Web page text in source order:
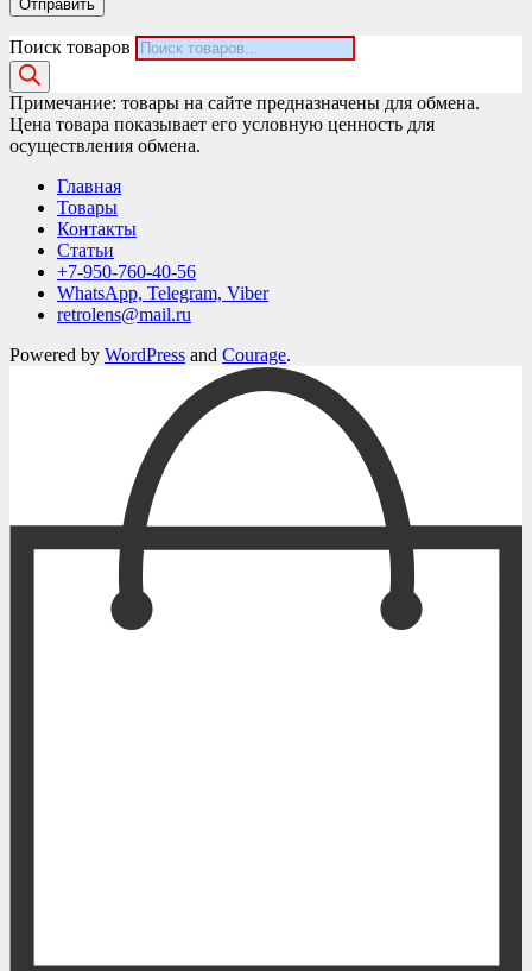
Поиск товаров
Примечание: товары на сайте предназначены для обмена.
Цена товара показывает его условную ценность для
осуществления обмена.
Главная
Товары
Контакты
Статьи
+7-950-760-40-56
WhatsApp, Telegram, Viber
retrolens@mail.ru
Powered by WordPress and Courage.